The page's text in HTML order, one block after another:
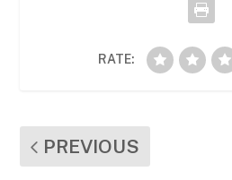
RATE:
PREVIOUS